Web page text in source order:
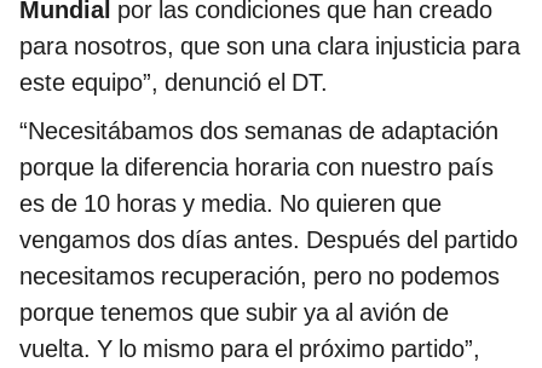
Mundial por las condiciones que han creado
para nosotros, que son una clara injusticia para
este equipo”, denunció el DT.
“Necesitábamos dos semanas de adaptación
porque la diferencia horaria con nuestro país
es de 10 horas y media. No quieren que
vengamos dos días antes. Después del partido
necesitamos recuperación, pero no podemos
porque tenemos que subir ya al avión de
vuelta. Y lo mismo para el próximo partido”,